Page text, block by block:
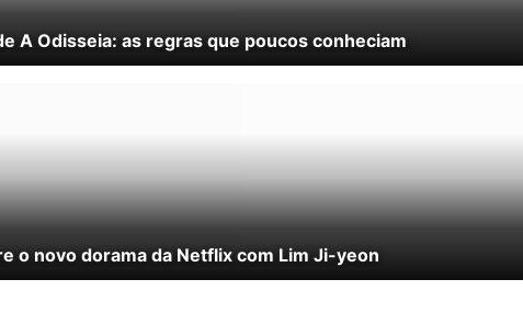
A Odisseia: as regras que poucos conheciam
o novo dorama da Netflix com Lim Ji-yeon